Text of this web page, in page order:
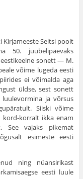
Kirjameeste Seltsi poolt
50. juubelipäevaks
eestikeelne sonett — M.
võime lugeda eesti
ei võimalda aga
üldse, sest sonett
ja võrsus
Siiski võime
kord-korralt ikka enam
See vajaks pikemat
esimeste eesti
ning nüansirikast
eesti luule